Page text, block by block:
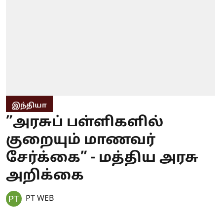
இந்தியா
”அரசுப் பள்ளிகளில்
குறையும் மாணவர்
சேர்க்கை” - மத்திய அரசு
அறிக்கை
PT WEB